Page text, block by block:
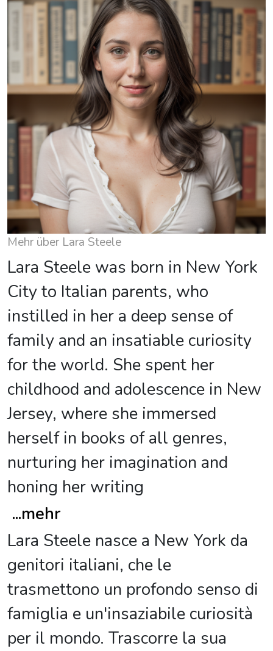
Mehr über Lara Steele
Lara Steele was born in New York
City to Italian parents, who
instilled in her a deep sense of
family and an insatiable curiosity
for the world. She spent her
childhood and adolescence in New
Jersey, where she immersed
herself in books of all genres,
nurturing her imagination and
honing her writing
...mehr
Lara Steele nasce a New York da
genitori italiani, che le
trasmettono un profondo senso di
famiglia e un'insaziabile curiosità
per il mondo. Trascorre la sua